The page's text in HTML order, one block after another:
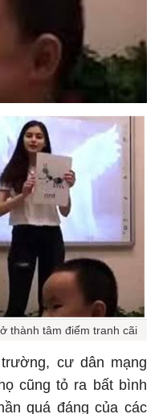
thành tâm điểm tranh cãi
cư dân mạng
cũng tỏ ra bất bình
quá đáng của các